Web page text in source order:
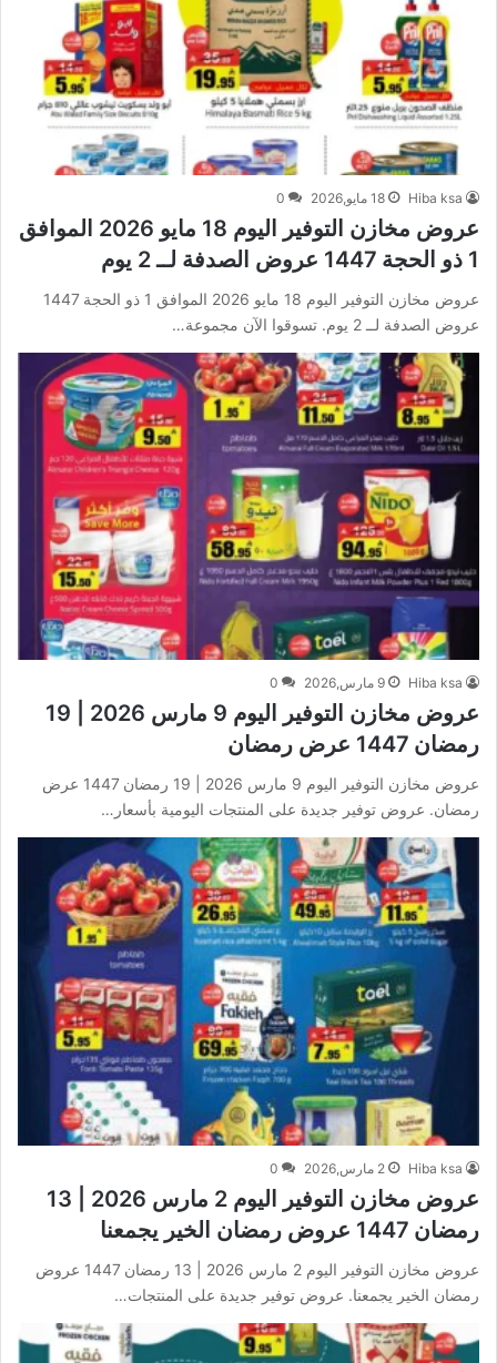
Hiba ksa 18 مايو,2026 0
عروض مخازن التوفير اليوم 18 مايو 2026 الموافق
1 ذو الحجة 1447 عروض الصدفة لــ 2 يوم
عروض مخازن التوفير اليوم 18 مايو 2026 الموافق 1 ذو الحجة 1447
عروض الصدفة لــ 2 يوم. تسوقوا الآن مجموعة…
Hiba ksa 9 مارس,2026 0
عروض مخازن التوفير اليوم 9 مارس 2026 | 19
رمضان 1447 عرض رمضان
عروض مخازن التوفير اليوم 9 مارس 2026 | 19 رمضان 1447 عرض
رمضان. عروض توفير جديدة على المنتجات اليومية بأسعار…
Hiba ksa 2 مارس,2026 0
عروض مخازن التوفير اليوم 2 مارس 2026 | 13
رمضان 1447 عروض رمضان الخير يجمعنا
عروض مخازن التوفير اليوم 2 مارس 2026 | 13 رمضان 1447 عروض
رمضان الخير يجمعنا. عروض توفير جديدة على المنتجات…